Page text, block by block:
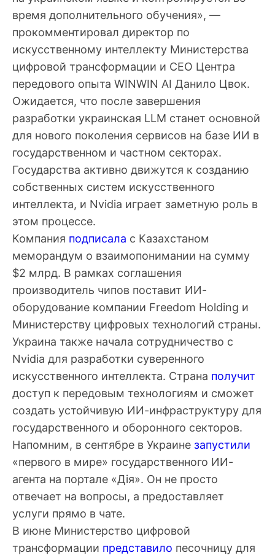
время дополнительного обучения», —
прокомментировал директор по
искусственному интеллекту Министерства
цифровой трансформации и CEO Центра
передового опыта WINWIN AI Данило Цвок.
Ожидается, что после завершения
разработки украинская LLM станет основной
для нового поколения сервисов на базе ИИ в
государственном и частном секторах.
Государства активно движутся к созданию
собственных систем искусственного
интеллекта, и Nvidia играет заметную роль в
этом процессе.
Компания подписала с Казахстаном
меморандум о взаимопонимании на сумму
$2 млрд. В рамках соглашения
производитель чипов поставит ИИ-
оборудование компании Freedom Holding и
Министерству цифровых технологий страны.
Украина также начала сотрудничество с
Nvidia для разработки суверенного
искусственного интеллекта. Страна получит
доступ к передовым технологиям и сможет
создать устойчивую ИИ-инфраструктуру для
государственного и оборонного секторов.
Напомним, в сентябре в Украине запустили
«первого в мире» государственного ИИ-
агента на портале «Дія». Он не просто
отвечает на вопросы, а предоставляет
услуги прямо в чате.
В июне Министерство цифровой
трансформации представило песочницу для